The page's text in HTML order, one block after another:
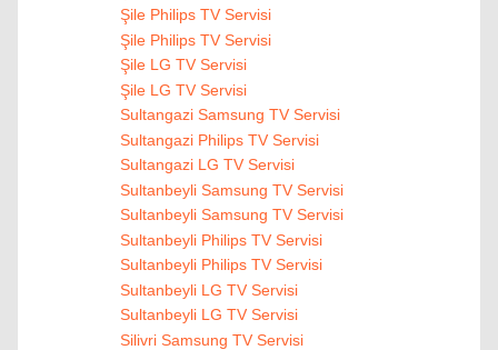
Şile Philips TV Servisi
Şile Philips TV Servisi
Şile LG TV Servisi
Şile LG TV Servisi
Sultangazi Samsung TV Servisi
Sultangazi Philips TV Servisi
Sultangazi LG TV Servisi
Sultanbeyli Samsung TV Servisi
Sultanbeyli Samsung TV Servisi
Sultanbeyli Philips TV Servisi
Sultanbeyli Philips TV Servisi
Sultanbeyli LG TV Servisi
Sultanbeyli LG TV Servisi
Silivri Samsung TV Servisi